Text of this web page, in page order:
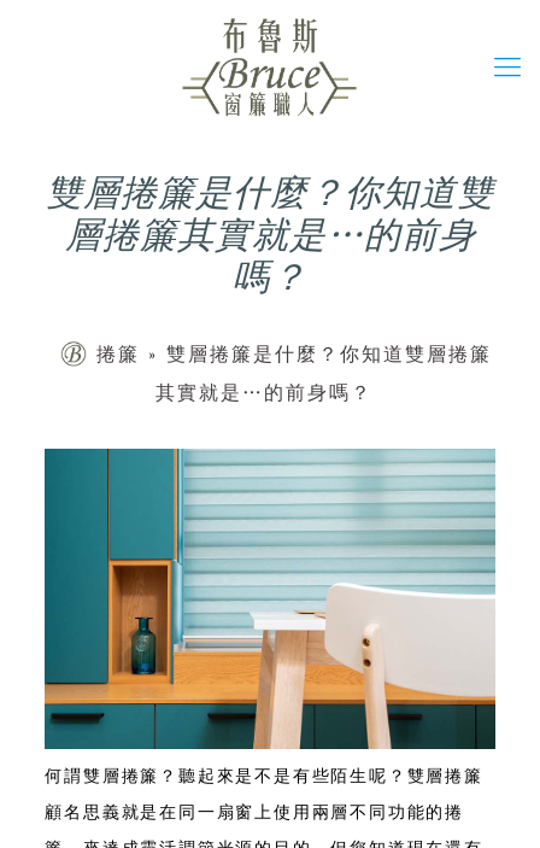
雙層捲簾是什麼？你知道雙
層捲簾其實就是…的前身
嗎？
捲簾 » 雙層捲簾是什麼？你知道雙層捲簾
其實就是…的前身嗎？
何謂雙層捲簾？聽起來是不是有些陌生呢？ 雙層捲簾
顧名思義就是在同一扇窗上使用兩層不同功能的捲